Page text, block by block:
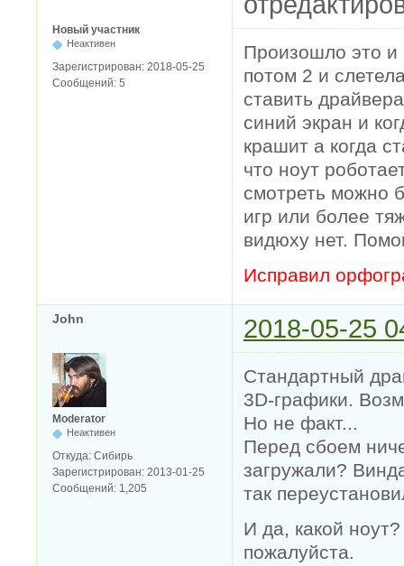
Новый участник
Неактивен
Зарегистрирован: 2018-05-25
Сообщений: 5
Произошло это и
потом 2 и
ставить
синий экран и
крашит а когда
что ноут
смотреть можно
игр или более
видюху нет.
Исправил
John 2018-05-25
Moderator
Неактивен
Откуда: Сибирь
Зарегистрирован: 2013-01-25
Сообщений: 1,205
Стандартный
3D-графики.
Но не факт...
Перед сбоем
загружали?
так
И да, какой
пожалуйста.